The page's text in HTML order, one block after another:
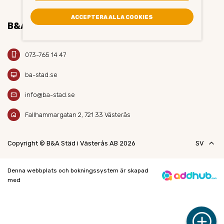
B&A STÄD AB
phone_iphone 073-765 14 47
desktop_mac ba-stad.se
mail info@ba-stad.se
home Fallhammargatan 2, 721 33 Västerås
Copyright © B&A Städ i Västerås AB 2026 SV keyboard_arrow_up
Denna webbplats och bokningssystem är skapad
med
ACCEPTERA ALLA COOKIES